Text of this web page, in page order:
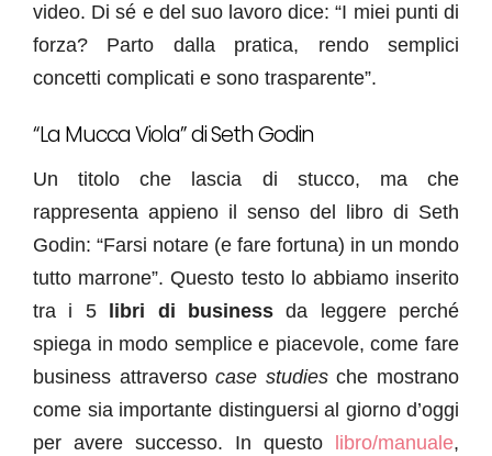
video. Di sé e del suo lavoro dice: “I miei punti di
forza? Parto dalla pratica, rendo semplici
concetti complicati e sono trasparente”.
“La Mucca Viola” di Seth Godin
Un titolo che lascia di stucco, ma che
rappresenta appieno il senso del libro di Seth
Godin: “Farsi notare (e fare fortuna) in un mondo
tutto marrone”. Questo testo lo abbiamo inserito
tra i 5
libri di businessda leggere perché
spiega in modo semplice e piacevole, come fare
business attraversocase studiesche mostrano
come sia importante distinguersi al giorno d’oggi
per avere successo. In questo
libro/manuale,